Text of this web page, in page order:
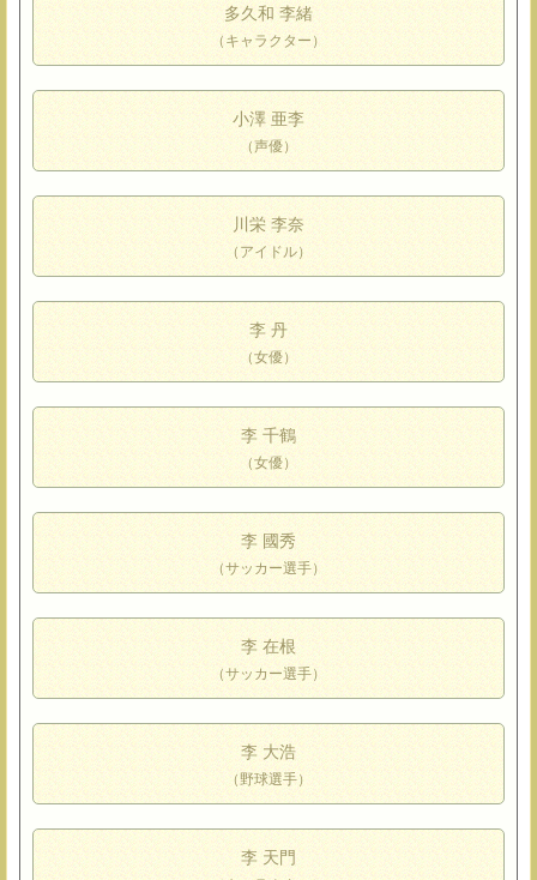
多久和 李緒
（キャラクター）
小澤 亜李
（声優）
川栄 李奈
（アイドル）
李 丹
（女優）
李 千鶴
（女優）
李 國秀
（サッカー選手）
李 在根
（サッカー選手）
李 大浩
（野球選手）
李 天門